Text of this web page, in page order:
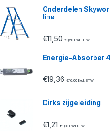
Onderdelen
line
€11,50 €9,50Excl. BTW
Energie-Absorber
€19,36 €16,00Excl. BTW
Dirks zijgeleiding
€1,21 €1,00 Excl. BTW